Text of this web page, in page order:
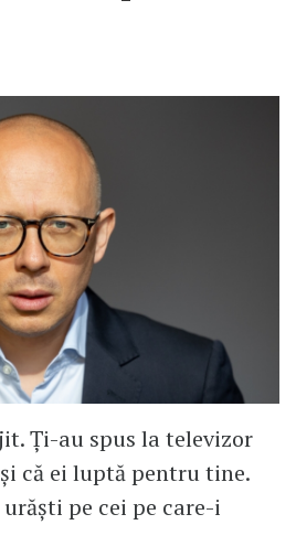
Ți-au spus la televizor
că ei luptă pentru tine.
pe cei pe care-i